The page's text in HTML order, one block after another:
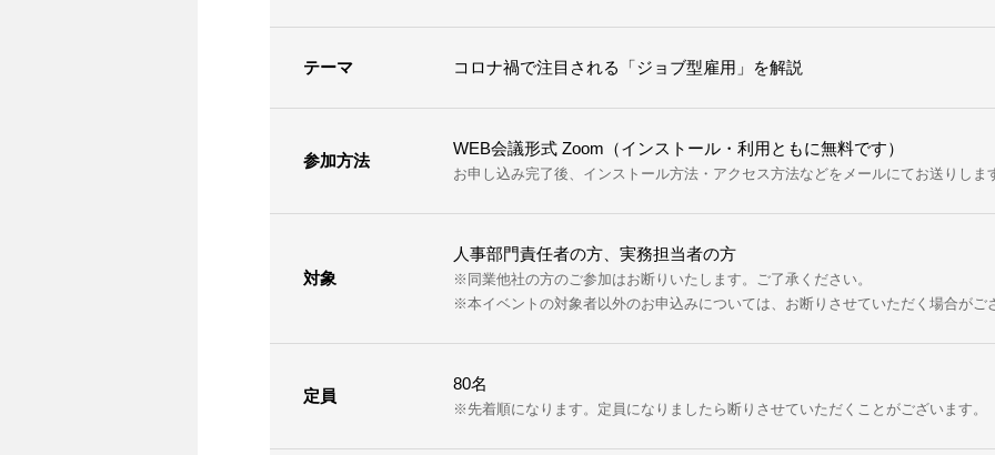
テーマ コロナ禍で注目される「ジョブ型雇用」を解説
参加方法
WEB会議形式 Zoom（インストール・利用ともに無料です）
お申し込み完了後、インストール方法・アクセス方法などをメールにてお送りしま
対象
人事部門責任者の方、実務担当者の方
※同業他社の方のご参加はお断りいたします。ご了承ください。
※本イベントの対象者以外のお申込みについては、お断りさせていただく場合がご
定員
80名
※先着順になります。定員になりましたら断りさせていただくことがございます。